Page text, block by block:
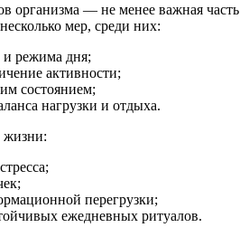
организма — не менее важная часть
мер, среди них:
и режима дня;
активности;
состоянием;
нагрузки и отдыха.
жизни:
перегрузки;
ежедневных ритуалов.